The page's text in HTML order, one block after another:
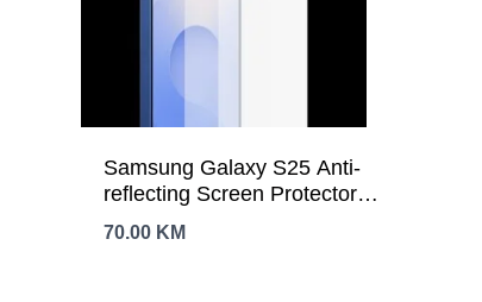
Samsung Galaxy S25 Anti-
reflecting Screen Protector
Transparent
70.00 KM